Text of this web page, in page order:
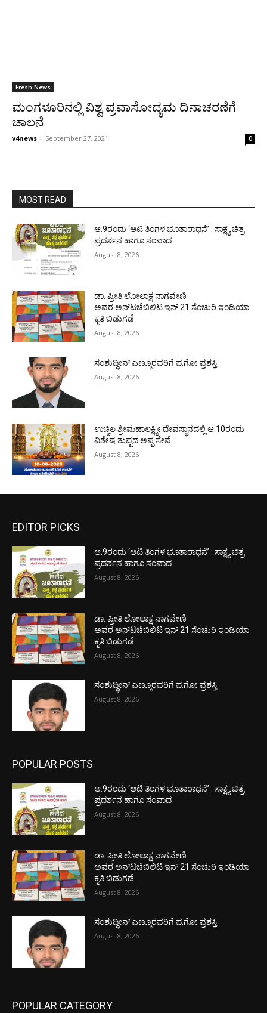
Fresh News
ಮಂಗಳೂರಿನಲ್ಲಿ ವಿಶ್ವ ಪ್ರವಾಸೋದ್ಯಮ ದಿನಾಚರಣೆಗೆ
ಚಾಲನೆ
v4news - September 27, 2021 0
MOST READ
ಆ.9ರಂದು ‘ಆಟಿ ತಿಂಗಳ ಭೂತಾರಾಧನೆ’ : ಸಾಕ್ಷ್ಯ ಚಿತ್ರ
ಪ್ರದರ್ಶನ ಹಾಗೂ ಸಂವಾದ
August 8, 2026
ಡಾ. ಪ್ರೀತಿ ಲೋಲಾಕ್ಷ ನಾಗವೇಣಿ
ಅವರ ಅನ್‌ಟಚೆಬಿಲಿಟಿ ಇನ್ 21 ಸೆಂಚುರಿ ಇಂಡಿಯಾ
ಕೃತಿ ಬಿಡುಗಡೆ
August 8, 2026
ಸಂಶುದ್ಧೀನ್ ಎಣ್ಮೂರವರಿಗೆ ಪ.ಗೋ ಪ್ರಶಸ್ತಿ
August 8, 2026
ಉಚ್ಚಿಲ ಶ್ರೀಮಹಾಲಕ್ಷ್ಮೀ ದೇವಸ್ಥಾನದಲ್ಲಿ ಆ.10ರಂದು
ವಿಶೇಷ ತುಪ್ಪದ ಅಪ್ಪ ಸೇವೆ
August 8, 2026
EDITOR PICKS
ಆ.9ರಂದು ‘ಆಟಿ ತಿಂಗಳ ಭೂತಾರಾಧನೆ’ : ಸಾಕ್ಷ್ಯ ಚಿತ್ರ
ಪ್ರದರ್ಶನ ಹಾಗೂ ಸಂವಾದ
August 8, 2026
ಡಾ. ಪ್ರೀತಿ ಲೋಲಾಕ್ಷ ನಾಗವೇಣಿ
ಅವರ ಅನ್‌ಟಚೆಬಿಲಿಟಿ ಇನ್ 21 ಸೆಂಚುರಿ ಇಂಡಿಯಾ
ಕೃತಿ ಬಿಡುಗಡೆ
August 8, 2026
ಸಂಶುದ್ಧೀನ್ ಎಣ್ಮೂರವರಿಗೆ ಪ.ಗೋ ಪ್ರಶಸ್ತಿ
August 8, 2026
POPULAR POSTS
ಆ.9ರಂದು ‘ಆಟಿ ತಿಂಗಳ ಭೂತಾರಾಧನೆ’ : ಸಾಕ್ಷ್ಯ ಚಿತ್ರ
ಪ್ರದರ್ಶನ ಹಾಗೂ ಸಂವಾದ
August 8, 2026
ಡಾ. ಪ್ರೀತಿ ಲೋಲಾಕ್ಷ ನಾಗವೇಣಿ
ಅವರ ಅನ್‌ಟಚೆಬಿಲಿಟಿ ಇನ್ 21 ಸೆಂಚುರಿ ಇಂಡಿಯಾ
ಕೃತಿ ಬಿಡುಗಡೆ
August 8, 2026
ಸಂಶುದ್ಧೀನ್ ಎಣ್ಮೂರವರಿಗೆ ಪ.ಗೋ ಪ್ರಶಸ್ತಿ
August 8, 2026
POPULAR CATEGORY